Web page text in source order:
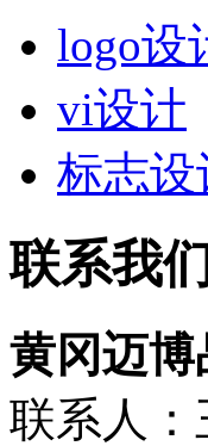
logo设
vi设计
标志设
联系我们
黄冈迈
联系人：